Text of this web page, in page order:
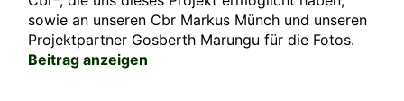
sowie an unseren Cbr Markus Münch und unseren
Projektpartner Gosberth Marungu für die Fotos.
Beitrag anzeigen